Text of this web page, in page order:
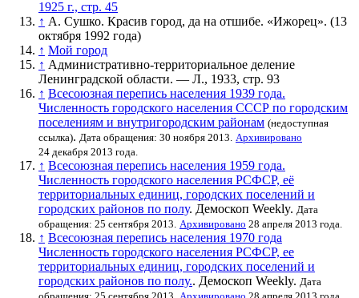
1925 г., стр. 45
↑ А. Сушко. Красив город, да на отшибе. «Ижорец». (13
октября 1992 года)
↑ Мой город
↑ Административно-территориальное деление
Ленинградской области. — Л., 1933, стр. 93
↑ Всесоюзная перепись населения 1939 года.
Численность городского населения СССР по городским
поселениям и внутригородским районам (недоступная
ссылка). Дата обращения: 30 ноября 2013. Архивировано
24 декабря 2013 года.
↑ Всесоюзная перепись населения 1959 года.
Численность городского населения РСФСР, её
территориальных единиц, городских поселений и
городских районов по полу. Демоскоп Weekly. Дата
обращения: 25 сентября 2013. Архивировано 28 апреля 2013 года.
↑ Всесоюзная перепись населения 1970 года
Численность городского населения РСФСР, ее
территориальных единиц, городских поселений и
городских районов по полу.. Демоскоп Weekly. Дата